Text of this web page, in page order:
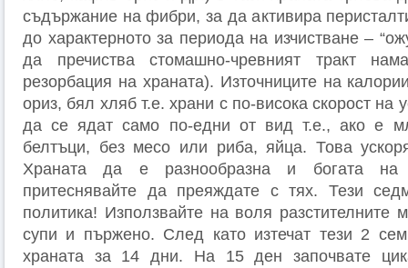
съдържание на фибри, за да активира
до характерното за периода на изчистване –
да пречиства стомашно-чревният тракт
резорбация на храната). Източниците на
ориз, бял хляб т.е. храни с по-висока скорост на
да се ядат само по-едни от вид т.е., ако е
белтъци, без месо или риба, яйца. Това
Храната да е разнообразна и богата
притеснявайте да преяждате с тях. Тези
политика! Използвайте на воля разстителните
супи и пържено. След като изтечат тези 2
храната за 14 дни. На 15 ден започвате